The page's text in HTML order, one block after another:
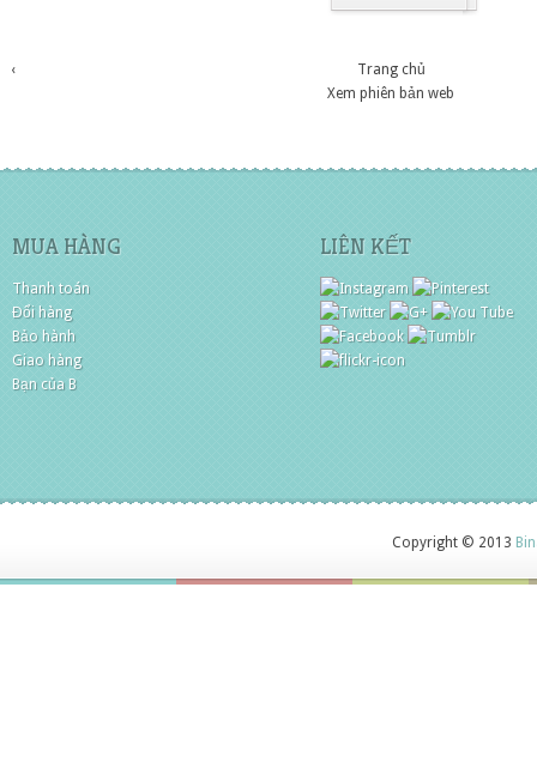
‹
Trang chủ
Xem phiên bản web
MUA HÀNG
Thanh toán
Đổi hàng
Bảo hành
Giao hàng
Bạn của B
LIÊN KẾT
Copyright © 2013